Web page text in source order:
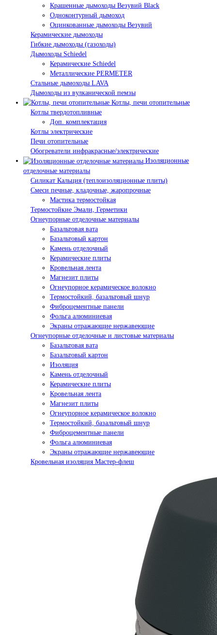
Крашенные дымоходы Везувий Black
Одноконтурный дымоход
Оцинкованные дымоходы Везувий
Керамические дымоходы
Гибкие дымоходы (газоходы)
Дымоходы Schiedel
Керамические Schiedel
Металлические PERMETER
Стальные дымоходы LAVA
Дымоходы из вулканической пемзы
Котлы, печи отопительные
Котлы твердотопливные
Доп. комплектация
Котлы электрические
Печи отопительные
Обогреватели инфракрасные/электрические
Изоляционные
отделочные материалы
Силикат Кальция (теплоизоляционные плиты)
Смеси печные, кладочные, жаропрочные
Мастика термостойкая
Термостойкие Эмали, Герметики
Огнеупорные отделочные материалы
Базальтовая вата
Базальтовый картон
Камень отделочный
Керамические плиты
Кровельная лента
Магнезит плиты
Огнеупорное керамическое волокно
Термостойкий, базальтовый шнур
Фиброцементные панели
Фольга алюминиевая
Экраны отражающие нержавеющие
Огнеупорные отделочные и листовые материалы
Базальтовая вата
Базальтовый картон
Изоляция
Камень отделочный
Керамические плиты
Кровельная лента
Магнезит плиты
Огнеупорное керамическое волокно
Термостойкий, базальтовый шнур
Фиброцементные панели
Фольга алюминиевая
Экраны отражающие нержавеющие
Кровельная изоляция Мастер-флеш